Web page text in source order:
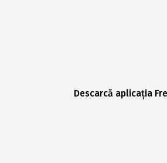
Descarcă aplicația